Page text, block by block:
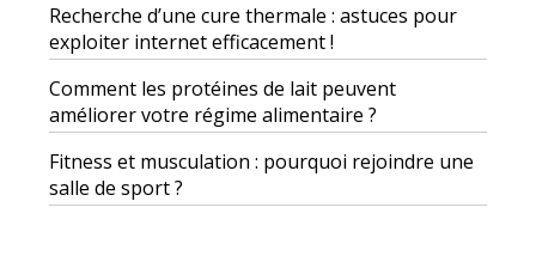
Recherche d’une cure thermale : astuces pour
exploiter internet efficacement !
Comment les protéines de lait peuvent
améliorer votre régime alimentaire ?
Fitness et musculation : pourquoi rejoindre une
salle de sport ?